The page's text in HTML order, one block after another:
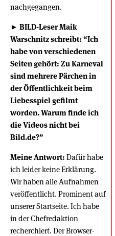
nachgegangen.
► BILD-Leser Maik
Warschnitz schreibt: “Ich
habe von verschiedenen
Seiten gehört: Zu Karneval
sind mehrere Pärchen in
der Öffentlichkeit beim
Liebesspiel gefilmt
worden. Warum finde ich
die Videos nicht bei
Bild.de?”
Meine Antwort: Dafür habe
ich leider keine Erklärung.
Wir haben alle Aufnahmen
veröffentlicht. Prominent auf
unserer Startseite. Ich habe
in der Chefredaktion
recherchiert. Der Browser-